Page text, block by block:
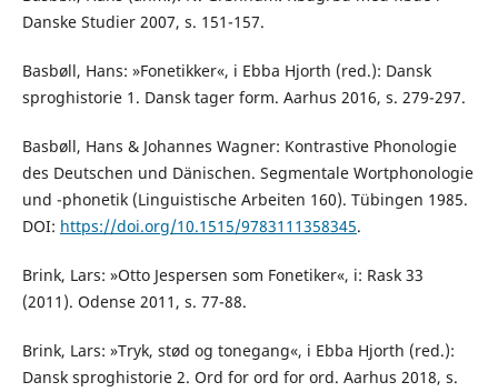
Danske Studier 2007, s. 151-157.
Basbøll, Hans: »Fonetikker«, i Ebba Hjorth (red.): Dansk
sproghistorie 1. Dansk tager form. Aarhus 2016, s. 279-297.
Basbøll, Hans & Johannes Wagner: Kontrastive Phonologie
des Deutschen und Dänischen. Segmentale Wortphonologie
und -phonetik (Linguistische Arbeiten 160). Tübingen 1985.
DOI: https://doi.org/10.1515/9783111358345.
Brink, Lars: »Otto Jespersen som Fonetiker«, i: Rask 33
(2011). Odense 2011, s. 77-88.
Brink, Lars: »Tryk, stød og tonegang«, i Ebba Hjorth (red.):
Dansk sproghistorie 2. Ord for ord for ord. Aarhus 2018, s.